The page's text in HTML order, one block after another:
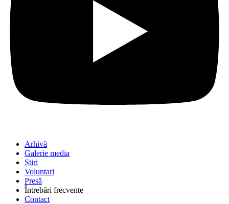
Arhivă
Galerie media
Știri
Voluntari
Presă
Întrebări frecvente
Contact